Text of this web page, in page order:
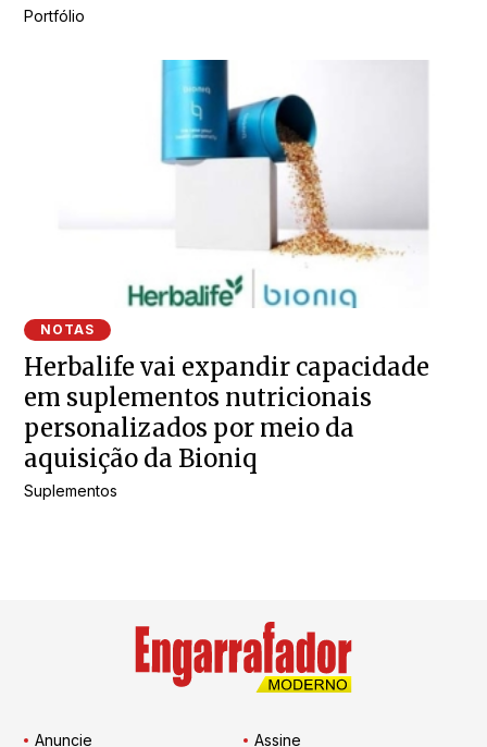
Portfólio
NOTAS
Herbalife vai expandir capacidade
em suplementos nutricionais
personalizados por meio da
aquisição da Bioniq
Suplementos
Anuncie Assine